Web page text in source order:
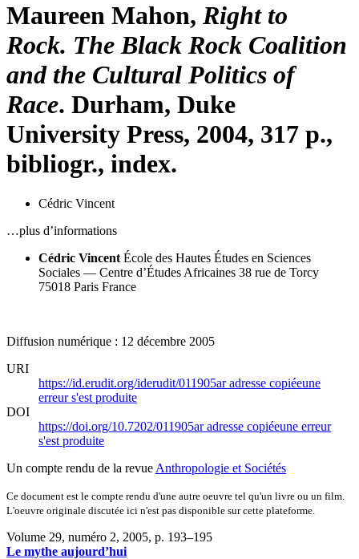
Maureen Mahon, Right to
Rock. The Black Rock Coalition
and the Cultural Politics of
Race. Durham, Duke
University Press, 2004, 317 p.,
bibliogr., index.
Cédric Vincent
…plus d’informations
Cédric Vincent École des Hautes Études en Sciences
Sociales — Centre d’Études Africaines 38 rue de Torcy
75018 Paris France
Diffusion numérique : 12 décembre 2005
URI
https://id.erudit.org/iderudit/011905aradresse copiéeune
erreur s'est produite
DOI
https://doi.org/10.7202/011905aradresse copiéeune erreur
s'est produite
Un compte rendu de la revue Anthropologie et Sociétés
Ce document est le compte rendu d'une autre oeuvre tel qu'un livre ou un film.
L'oeuvre originale discutée ici n'est pas disponible sur cette plateforme.
Volume 29, numéro 2, 2005, p. 193–195
Le mythe aujourd’hui